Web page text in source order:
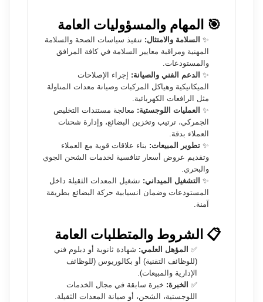
🎯 المهام والمسؤوليات العامة
✨ السلامة والامتثال: تنفيذ سياسات الصحة والسلامة
المهنية ومراقبة معايير السلامة في كافة المرافق
والمستودعات.
✨ الدعم الفني والصيانة: إجراء الإصلاحات
الميكانيكية وهياكل المركبات وصيانة معدات المناولة
مثل الرافعات الكهربائية.
✨ العمليات اللوجستية: معالجة مستندات التخليص
الجمركي، ترتيب وتخزين البضائع، وإدارة شحنات
العملاء بدقة.
✨ تطوير المبيعات: بناء علاقات قوية مع العملاء
وتقديم عروض أسعار تنافسية لخدمات الشحن الجوي
والبحري.
✨ التشغيل الميداني: تشغيل المعدات الثقيلة داخل
المستودعات وضمان انسيابية حركة البضائع بطريقة
آمنة.
📋 الشروط والمتطلبات العامة
✅ المؤهل العلمي: شهادة ثانوية أو دبلوم فني
(للوظائف التقنية) أو بكالوريوس (للوظائف
الإدارية والمبيعات).
✅ الخبرة: خبرة سابقة في مجال الخدمات
اللوجستية، الشحن، أو صيانة المعدات الثقيلة.